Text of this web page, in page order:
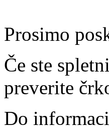
Prosimo
Če ste
preverite
Do